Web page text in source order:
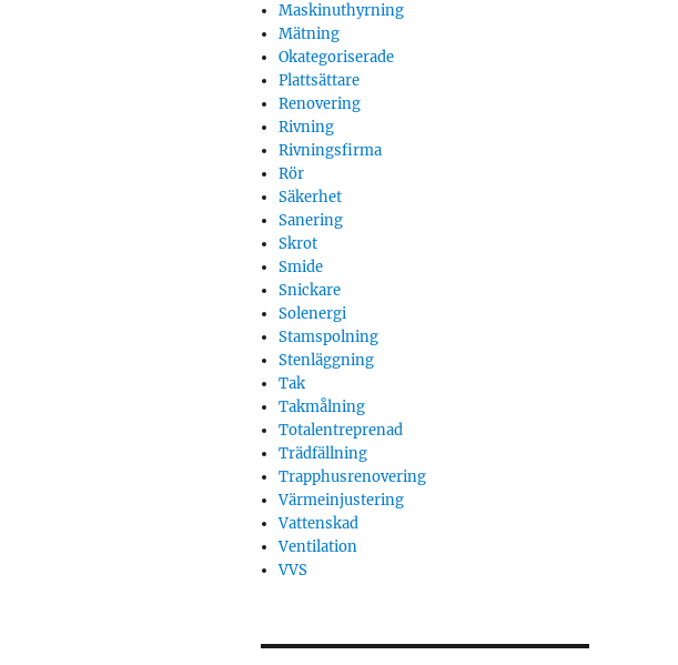
Maskinuthyrning
Mätning
Okategoriserade
Plattsättare
Renovering
Rivning
Rivningsfirma
Rör
Säkerhet
Sanering
Skrot
Smide
Snickare
Solenergi
Stamspolning
Stenläggning
Tak
Takmålning
Totalentreprenad
Trädfällning
Trapphusrenovering
Värmeinjustering
Vattenskad
Ventilation
VVS